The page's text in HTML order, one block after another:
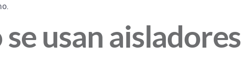
se usan aisladores